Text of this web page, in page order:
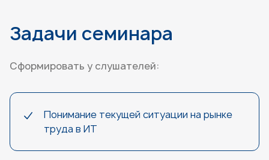
Задачи семинара
Сформировать у слушателей:
Понимание текущей ситуации на рынке
труда в ИТ